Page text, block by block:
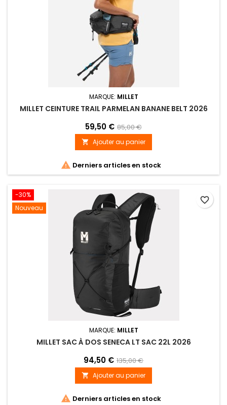
MARQUE: MILLET
MILLET CEINTURE TRAIL PARMELAN BANANE BELT 2026
59,50 € 85,00 €
 Ajouter au panier
 Derniers articles en stock
-30%
Nouveau
MARQUE: MILLET
MILLET SAC À DOS SENECA LT SAC 22L 2026
94,50 € 135,00 €
 Ajouter au panier
 Derniers articles en stock
favorite_border